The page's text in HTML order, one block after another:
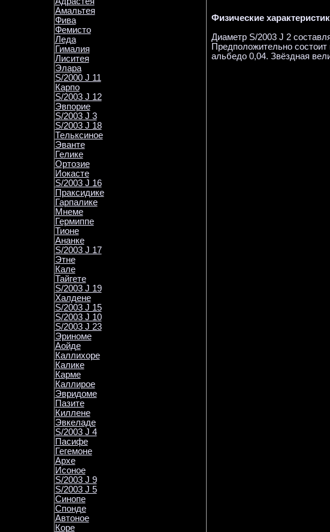
Амальтея
Фива
Фемисто
Леда
Гималия
Лиситея
Элара
S/2000 J 11
Карпо
S/2003 J 12
Эвпорие
S/2003 J 3
S/2003 J 18
Тельксиное
Эванте
Гелике
Ортозие
Иокасте
S/2003 J 16
Праксидике
Гарпалике
Мнеме
Гермиппе
Тионе
Ананке
S/2003 J 17
Этне
Кале
Тайгете
S/2003 J 19
Халдене
S/2003 J 15
S/2003 J 10
S/2003 J 23
Эриноме
Аойде
Каллихоре
Калике
Карме
Каллирое
Эвридоме
Пазите
Киллене
Эвкеладе
S/2003 J 4
Пасифе
Гегемоне
Архе
Исоное
S/2003 J 9
S/2003 J 5
Синопе
Спонде
Автоное
Коре
Физические
Диаметр S/2003 J 2
Предположительно
альбедо 0,04. Звёздная